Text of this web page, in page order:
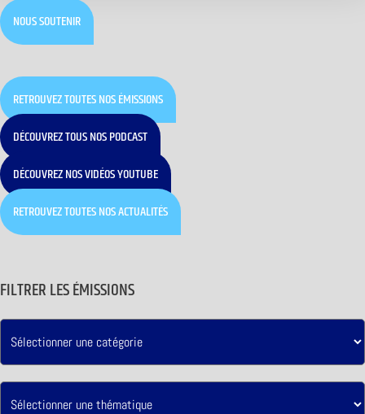
NOUS SOUTENIR
RETROUVEZ TOUTES NOS ÉMISSIONS
DÉCOUVREZ TOUS NOS PODCAST
DÉCOUVREZ NOS VIDÉOS YOUTUBE
RETROUVEZ TOUTES NOS ACTUALITÉS
FILTRER LES ÉMISSIONS